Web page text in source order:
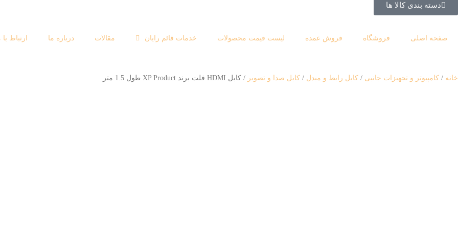
دسته بندی کالا ها
صفحه اصلی فروشگاه فروش عمده لیست قیمت محصولات خدمات قائم رایان مقالات درباره ما ارتباط با
خانه کامپیوتر و تجهیزات جانبی کابل رابط و مبدل کابل صدا و تصویر کابل HDMI فلت برند XP Product طول 1.5 متر